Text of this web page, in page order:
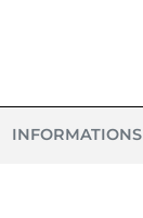
INFORMATIONS